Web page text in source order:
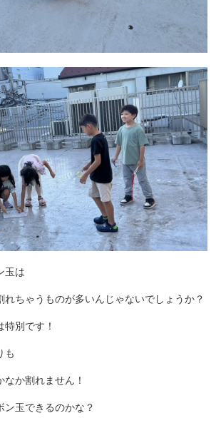
玉は
れちゃうものが多いんじゃないでしょうか？
別です！
も
か割れません！
ン玉できるのかな？